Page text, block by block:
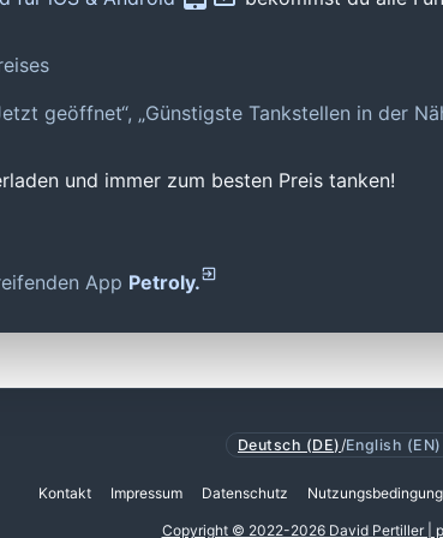
geöffnet“, „Günstigste Tankstellen in der
und immer zum besten Preis tanken!
App Petroly.
Deutsch (DE) /English (EN)
Kontakt Impressum Datenschutz
Copyright © 2022-2026 David Pertiller |